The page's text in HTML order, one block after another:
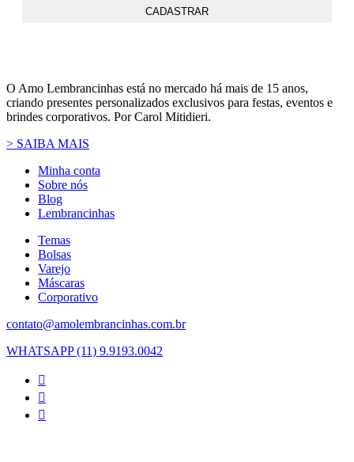
O Amo Lembrancinhas está no mercado há mais de 15 anos,
criando presentes personalizados exclusivos para festas, eventos e
brindes corporativos. Por Carol Mitidieri.
> SAIBA MAIS
Minha conta
Sobre nós
Blog
Lembrancinhas
Temas
Bolsas
Varejo
Máscaras
Corporativo
contato@amolembrancinhas.com.br
WHATSAPP (11) 9.9193.0042